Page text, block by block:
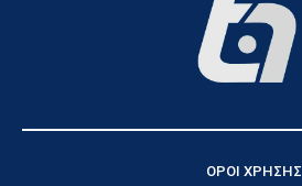
ΟΡΟΙ ΧΡΗΣΗΣ